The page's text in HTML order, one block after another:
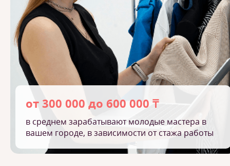
от 300 000 до 600 000 ₸
в среднем зарабатывают молодые мастера в
вашем городе, в зависимости от стажа работы